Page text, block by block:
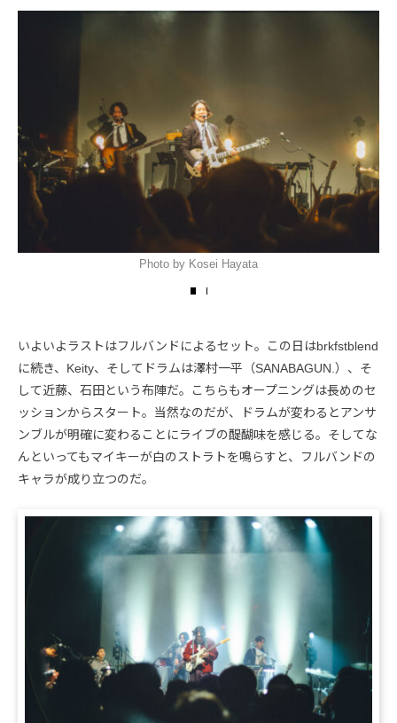
Photo by Kosei Hayata
いよいよラストはフルバンドによるセット。この日はbrkfstblend
に続き、Keity、そしてドラムは澤村一平（SANABAGUN.）、そ
して近藤、石田という布陣だ。こちらもオープニングは長めのセ
ッションからスタート。当然なのだが、ドラムが変わるとアンサ
ンブルが明確に変わることにライブの醍醐味を感じる。そしてな
んといってもマイキーが白のストラトを鳴らすと、フルバンドの
キャラが成り立つのだ。